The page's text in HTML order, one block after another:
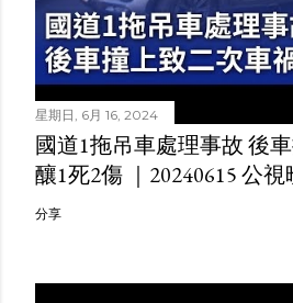
星期日, 6月 16, 2024
國道1拖吊車處理事故 後
釀1死2傷 ｜20240615 公
分享